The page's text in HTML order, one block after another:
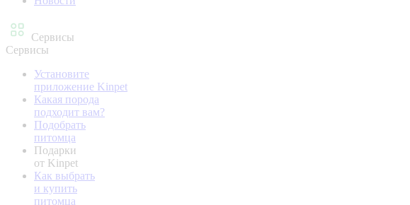
Сервисы
Сервисы
Установите
приложение Kinpet
Какая порода
подходит вам?
Подобрать
питомца
Подарки
от Kinpet
Как выбрать
и купить
питомца